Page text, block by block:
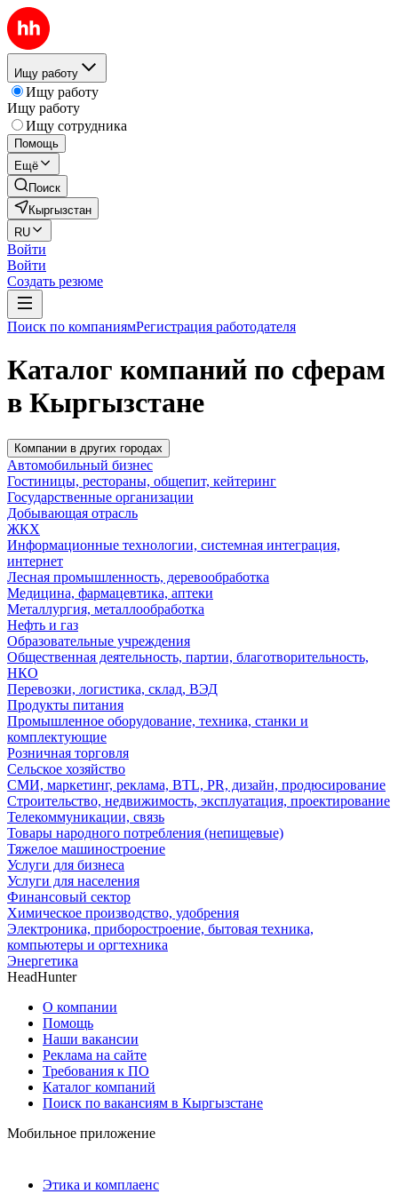
Ищу работу
Ищу работу
Ищу работу
Ищу сотрудника
Помощь
Ещё
Поиск
Кыргызстан
RU
Войти
Войти
Создать резюме
Поиск по компаниямРегистрация работодателя
Каталог компаний по сферам
в Кыргызстане
Компании в других городах
Автомобильный бизнес
Гостиницы, рестораны, общепит, кейтеринг
Государственные организации
Добывающая отрасль
ЖКХ
Информационные технологии, системная интеграция,
интернет
Лесная промышленность, деревообработка
Медицина, фармацевтика, аптеки
Металлургия, металлообработка
Нефть и газ
Образовательные учреждения
Общественная деятельность, партии, благотворительность,
НКО
Перевозки, логистика, склад, ВЭД
Продукты питания
Промышленное оборудование, техника, станки и
комплектующие
Розничная торговля
Сельское хозяйство
СМИ, маркетинг, реклама, BTL, PR, дизайн, продюсирование
Строительство, недвижимость, эксплуатация, проектирование
Телекоммуникации, связь
Товары народного потребления (непищевые)
Тяжелое машиностроение
Услуги для бизнеса
Услуги для населения
Финансовый сектор
Химическое производство, удобрения
Электроника, приборостроение, бытовая техника,
компьютеры и оргтехника
Энергетика
HeadHunter
О компании
Помощь
Наши вакансии
Реклама на сайте
Требования к ПО
Каталог компаний
Поиск по вакансиям в Кыргызстане
Мобильное приложение
Этика и комплаенс